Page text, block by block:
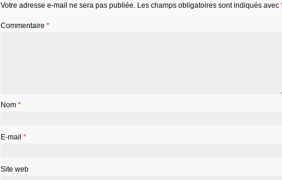
Votre adresse e-mail ne sera pas publiée. Les champs obligatoires sont indiqués avec
Commentaire *
Nom *
E-mail *
Site web